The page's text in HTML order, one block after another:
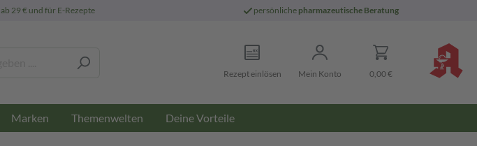
ab 29 € und für E-Rezepte persönliche pharmazeutische Beratung
Rezept einlösen Mein Konto 0,00 €
Marken Themenwelten Deine Vorteile